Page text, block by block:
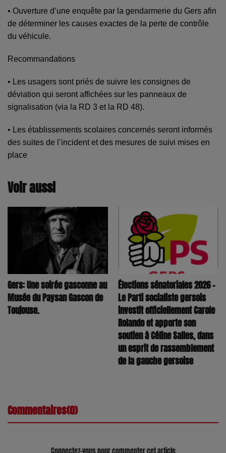
• Ouverture d’une enquête par la gendarmerie du Gers afin
de déterminer les causes exactes de la perte de contrôle
du véhicule.
Recommandations
• Les usagers sont priés de suivre les consignes de
déviation qui seront affichées sur les panneaux de
signalisation (via la RD 3 et la RD 48).
• Les établissements scolaires concernés seront informés
des suites de l’incident et des mesures de suivi mises en
place
Voir aussi
Gers: Une soirée gasconne au
Musée du Paysan Gascon de
Toujouse.
Élections sénatoriales 2026 –
Le Parti socialiste gersois
investit officiellement Carole
Rolando et apporte son
soutien à Céline Salles, dans
un esprit de rassemblement
de la gauche gersoise
Commentaires(0)